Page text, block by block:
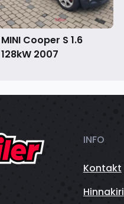
MINI Cooper S 1.6
128kW 2007
INFO
Kontakt
Hinnakiri